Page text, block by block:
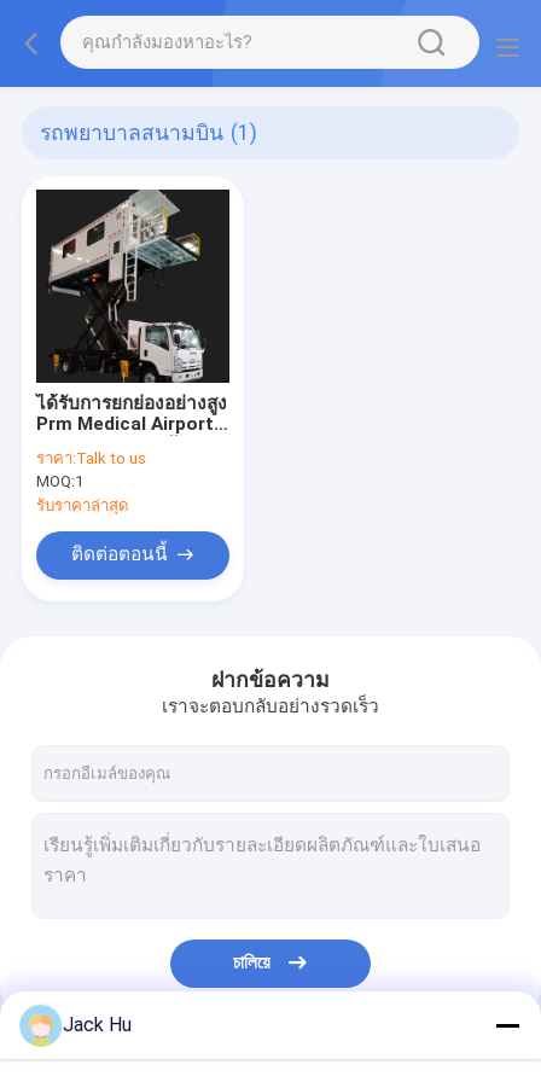
รถพยาบาลสนามบิน (1)
ได้รับการยกย่องอย่างสูง
Prm Medical Airport
ไม่ขาดตอน
ราคา:Talk to us
MOQ:1
รับราคาล่าสุด
ติดต่อตอนนี้
ฝากข้อความ
เราจะตอบกลับอย่างรวดเร็ว
চালিয়ে
หมวดหมู่ของเรา
Jack Hu